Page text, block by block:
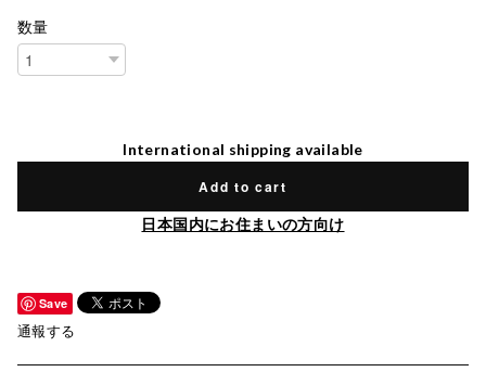
数量
International shipping available
Add to cart
日本国内にお住まいの方向け
Save
通報する